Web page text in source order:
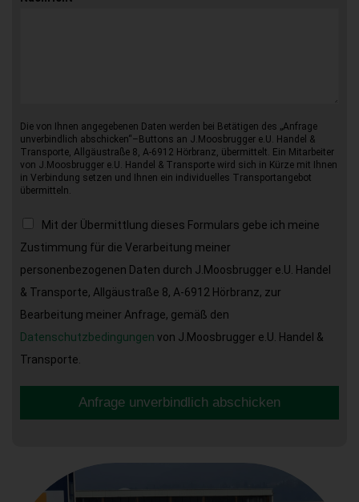
Die von Ihnen angegebenen Daten werden bei Betätigen des „Anfrage
unverbindlich abschicken“–Buttons an J.Moosbrugger e.U. Handel &
Transporte, Allgäustraße 8, A-6912 Hörbranz, übermittelt. Ein Mitarbeiter
von J.Moosbrugger e.U. Handel & Transporte wird sich in Kürze mit Ihnen
in Verbindung setzen und Ihnen ein individuelles Transportangebot
übermitteln.
Mit der Übermittlung dieses Formulars gebe ich meine
Zustimmung für die Verarbeitung meiner
personenbezogenen Daten durch J.Moosbrugger e.U. Handel
& Transporte, Allgäustraße 8, A-6912 Hörbranz, zur
Bearbeitung meiner Anfrage, gemäß den
Datenschutzbedingungen von J.Moosbrugger e.U. Handel &
Transporte.
Anfrage unverbindlich abschicken